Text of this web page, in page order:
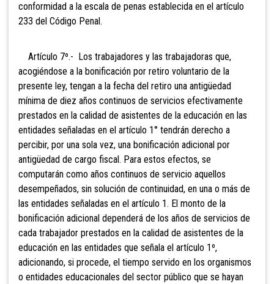
conformidad a la escala de penas establecida en el artículo
233 del Código Penal.
Artículo 7º.- Los trabajadores y las trabajadoras que,
acogiéndose a la bonificación por retiro voluntario de la
presente ley, tengan a la fecha del retiro una antigüedad
mínima de diez años continuos de servicios efectivamente
prestados en la calidad de asistentes de la educación en las
entidades señaladas en el artículo 1° tendrán derecho a
percibir, por una sola vez, una bonificación adicional por
antigüedad de cargo fiscal. Para estos efectos, se
computarán como años continuos de servicio aquellos
desempeñados, sin solución de continuidad, en una o más de
las entidades señaladas en el artículo 1. El monto de la
bonificación adicional dependerá de los años de servicios de
cada trabajador prestados en la calidad de asistentes de la
educación en las entidades que señala el artículo 1º,
adicionando, si procede, el tiempo servido en los organismos
o entidades educacionales del sector público que se hayan